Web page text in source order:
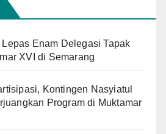
Enam Delegasi Tapak
XVI di Semarang
Kontingen Nasyiatul
Program di Muktamar